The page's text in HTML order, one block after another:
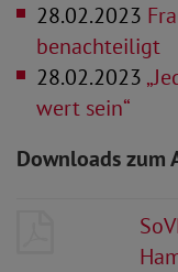
28.02.2023
benachteiligt
28.02.2023
wert sein“
Downloads zum